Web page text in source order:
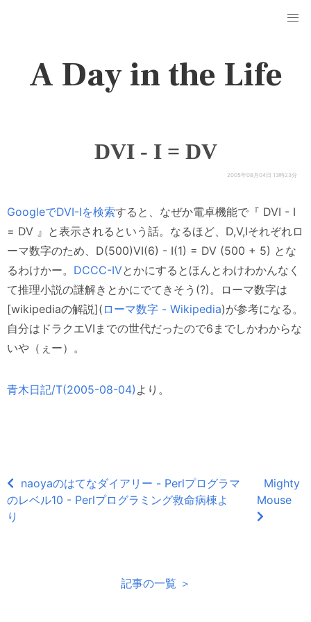
A Day in the Life
DVI - I = DV
2005年08月04日 13時23分
GoogleでDVI-Iを検索すると、なぜか電卓機能で『 DVI - I
= DV 』と表示されるという話。なるほど、D,V,Iそれぞれロ
ーマ数字のため、D(500)VI(6) - I(1) = DV (500 + 5) とな
るわけかー。 DCCC-IVとかにするとほんとわけわかんなく
て推理小説の謎解きとかにでてきそう(?)。ローマ数字は
[wikipediaの解説]( ローマ数字 - Wikipedia)が参考になる。
自分はドラクエVIまでの世代だったので6までしかわからな
いや（ぇー）。
青木日記/T(2005-08-04) より。
naoyaのはてなダイアリー - Perlプログラマ
のレベル10 - Perlプログラミング救命病棟よ
り
Mighty
Mouse
記事の一覧 ＞